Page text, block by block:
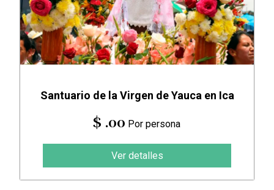
Santuario de la Virgen de Yauca en Ica
$ .00 Por persona
Ver detalles